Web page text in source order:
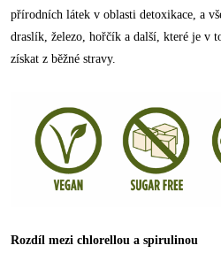
přírodních látek v oblasti detoxikace, a
draslík, železo, hořčík a další, které je v
získat z běžné stravy.
Rozdíl mezi chlorellou a spirulinou